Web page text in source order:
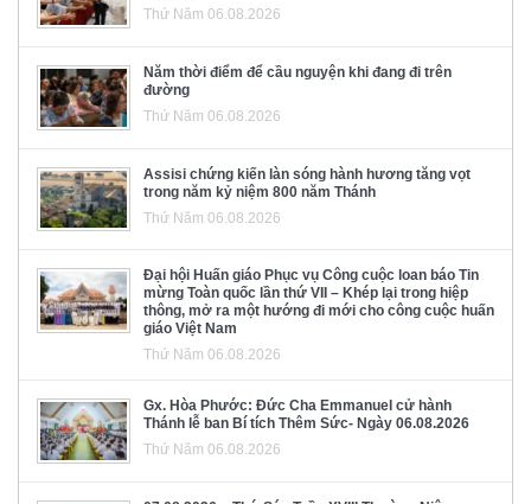
Thứ Năm 06.08.2026
Năm thời điểm để cầu nguyện khi đang đi trên
đường
Thứ Năm 06.08.2026
Assisi chứng kiến làn sóng hành hương tăng vọt
trong năm kỷ niệm 800 năm Thánh
Thứ Năm 06.08.2026
Đại hội Huấn giáo Phục vụ Công cuộc loan báo Tin
mừng Toàn quốc lần thứ VII – Khép lại trong hiệp
thông, mở ra một hướng đi mới cho công cuộc huấn
giáo Việt Nam
Thứ Năm 06.08.2026
Gx. Hòa Phước: Đức Cha Emmanuel cử hành
Thánh lễ ban Bí tích Thêm Sức- Ngày 06.08.2026
Thứ Năm 06.08.2026